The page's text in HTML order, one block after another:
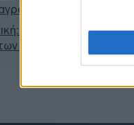
Το
έργων πριν τις 15/9